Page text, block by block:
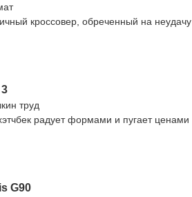
кроссовер, обреченный на неудачу
труд
радует формами и пугает ценами
G90